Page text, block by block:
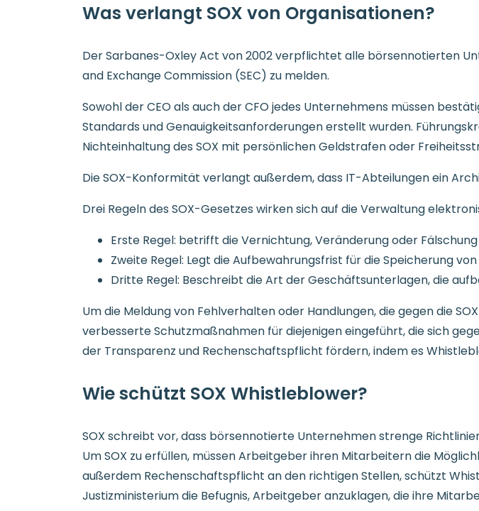
Was verlangt SOX von Organisationen?
Der Sarbanes-Oxley Act von 2002 verpflichtet alle börsennotierten
and Exchange Commission (SEC) zu melden.
Sowohl der CEO als auch der CFO jedes Unternehmens müssen
Standards und Genauigkeitsanforderungen erstellt wurden.
Nichteinhaltung des SOX mit persönlichen Geldstrafen oder
Die SOX-Konformität verlangt außerdem, dass IT-Abteilungen ein
Drei Regeln des SOX-Gesetzes wirken sich auf die Verwaltung
Erste Regel: betrifft die Vernichtung, Veränderung oder
Zweite Regel: Legt die Aufbewahrungsfrist für die Speicherung
Dritte Regel: Beschreibt die Art der Geschäftsunterlagen, die
Um die Meldung von Fehlverhalten oder Handlungen, die gegen die
verbesserte Schutzmaßnahmen für diejenigen eingeführt, die sich
der Transparenz und Rechenschaftspflicht fördern, indem es
Wie schützt SOX Whistleblower?
SOX schreibt vor, dass börsennotierte Unternehmen strenge
Um SOX zu erfüllen, müssen Arbeitgeber ihren Mitarbeitern die
außerdem Rechenschaftspflicht an den richtigen Stellen, schützt
Justizministerium die Befugnis, Arbeitgeber anzuklagen, die ihre